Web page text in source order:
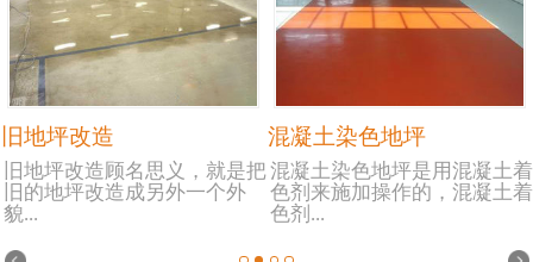
旧地坪改造
旧地坪改造顾名思义，就是把
旧的地坪改造成另外一个外
貌...
混凝土染色地坪
混凝土染色地坪是用混凝土着
色剂来施加操作的，混凝土着
色剂...